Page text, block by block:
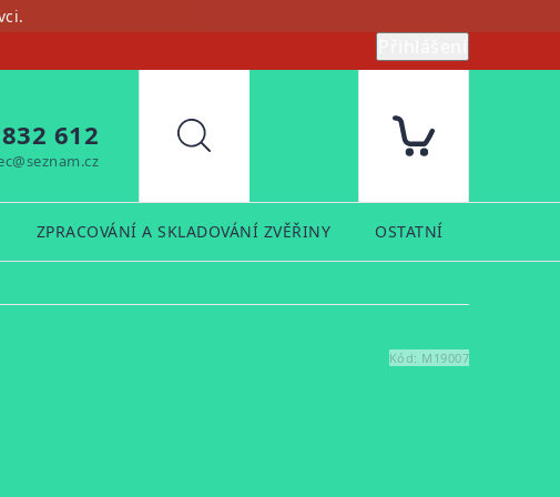
612 Hledat
ZPRACOVÁNÍ A SKLADOVÁNÍ ZVĚŘINY OSTATNÍ
Kód: M19007